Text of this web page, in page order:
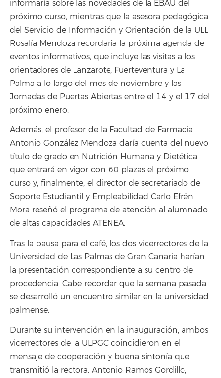
informaría sobre las novedades de la EBAU del
próximo curso, mientras que la asesora pedagógica
del Servicio de Información y Orientación de la ULL
Rosalía Mendoza recordaría la próxima agenda de
eventos informativos, que incluye las visitas a los
orientadores de Lanzarote, Fuerteventura y La
Palma a lo largo del mes de noviembre y las
Jornadas de Puertas Abiertas entre el 14 y el 17 del
próximo enero.
Además, el profesor de la Facultad de Farmacia
Antonio González Mendoza daría cuenta del nuevo
título de grado en Nutrición Humana y Dietética
que entrará en vigor con 60 plazas el próximo
curso y, finalmente, el director de secretariado de
Soporte Estudiantil y Empleabilidad Carlo Efrén
Mora reseñó el programa de atención al alumnado
de altas capacidades ATENEA.
Tras la pausa para el café, los dos vicerrectores de la
Universidad de Las Palmas de Gran Canaria harían
la presentación correspondiente a su centro de
procedencia. Cabe recordar que la semana pasada
se desarrolló un encuentro similar en la universidad
palmense.
Durante su intervención en la inauguración, ambos
vicerrectores de la ULPGC coincidieron en el
mensaje de cooperación y buena sintonía que
transmitió la rectora. Antonio Ramos Gordillo,